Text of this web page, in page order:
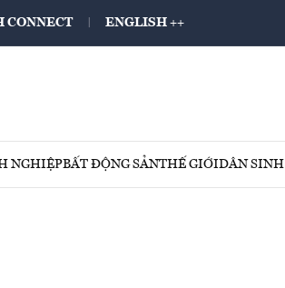
CONNECT ENGLISH ++
NGHIỆPBẤT ĐỘNG SẢNTHẾ GIỚIDÂN SINH